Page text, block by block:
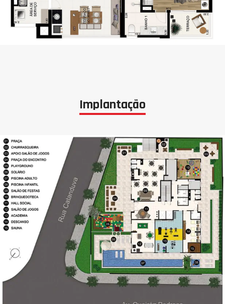
Implantação